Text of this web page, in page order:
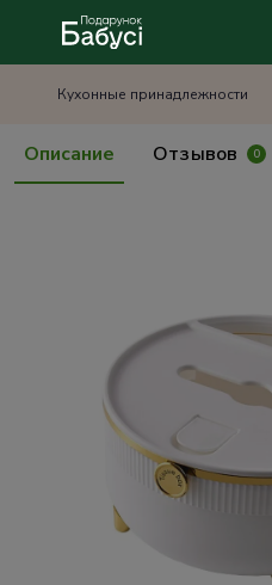
Кухонные принадлежности
Описание Отзывов 0